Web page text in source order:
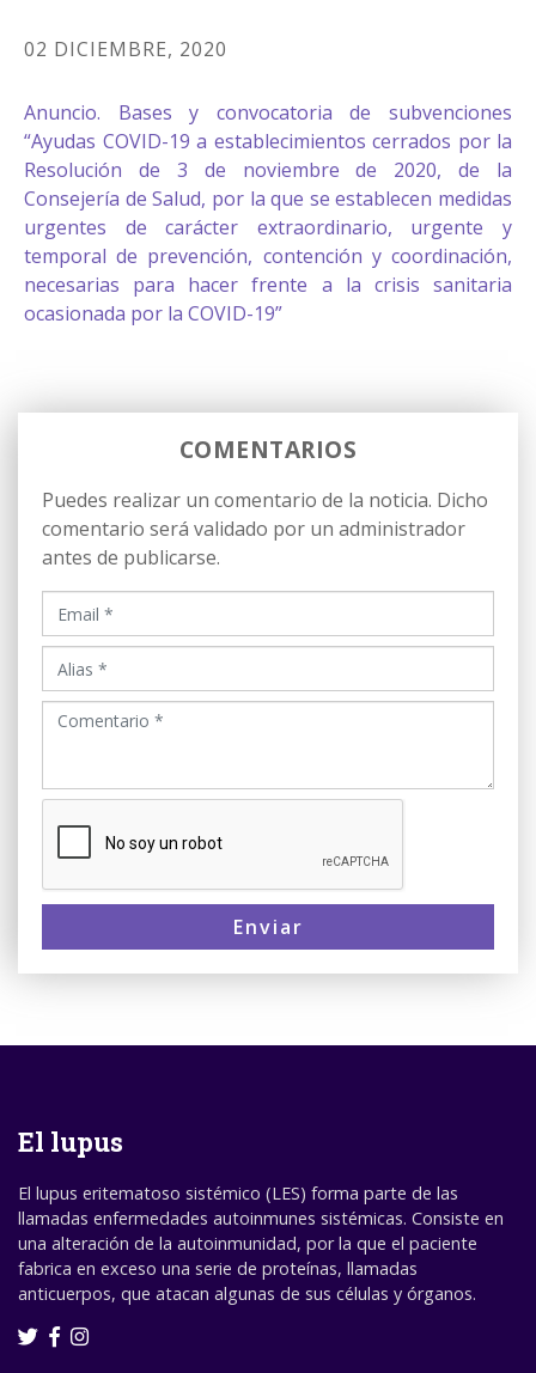
02 DICIEMBRE, 2020
Anuncio. Bases y convocatoria de subvenciones
“Ayudas COVID-19 a establecimientos cerrados por la
Resolución de 3 de noviembre de 2020, de la
Consejería de Salud, por la que se establecen medidas
urgentes de carácter extraordinario, urgente y
temporal de prevención, contención y coordinación,
necesarias para hacer frente a la crisis sanitaria
ocasionada por la COVID-19”
COMENTARIOS
Puedes realizar un comentario de la noticia. Dicho
comentario será validado por un administrador
antes de publicarse.
Enviar
El lupus
El lupus eritematoso sistémico (LES) forma parte de las
llamadas enfermedades autoinmunes sistémicas. Consiste en
una alteración de la autoinmunidad, por la que el paciente
fabrica en exceso una serie de proteínas, llamadas
anticuerpos, que atacan algunas de sus células y órganos.